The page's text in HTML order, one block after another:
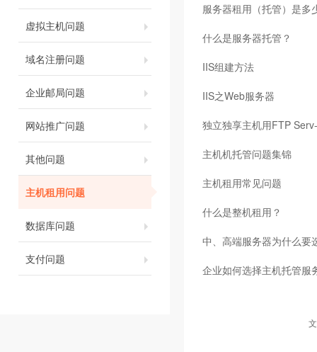
虚拟主机问题
域名注册问题
企业邮局问题
网站推广问题
其他问题
主机租用问题
数据库问题
支付问题
服务器租用（托管）是多
什么是服务器托管？
IIS组建方法
IIS之Web服务器
独立独享主机用FTP
主机机托管问题集锦
主机租用常见问题
什么是整机租用？
中、高端服务器为什么要
企业如何选择主机托管服